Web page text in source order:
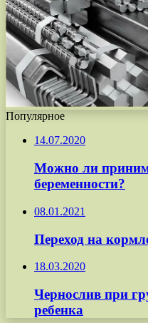
Популярное
14.07.2020
Можно ли
беременности?
08.01.2021
Переход на
18.03.2020
Чернослив при
ребенка